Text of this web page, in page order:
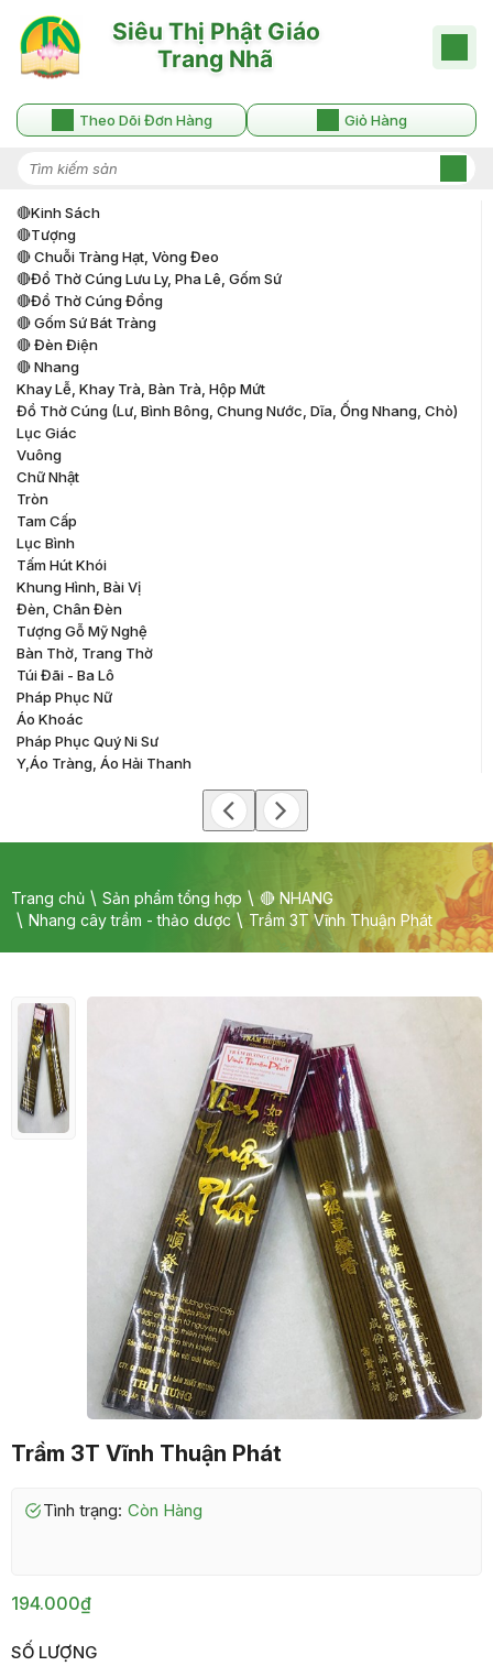
Theo Dõi Đơn Hàng Giỏ Hàng
🔴kinh Sách
🔴tượng
🔴 Chuỗi Tràng Hạt, Vòng Đeo
🔴đồ Thờ Cúng Lưu Ly, Pha Lê, Gốm Sứ
🔴đồ Thờ Cúng Đồng
🔴 Gốm Sứ Bát Tràng
🔴 Đèn Điện
🔴 Nhang
Khay Lễ, Khay Trà, Bàn Trà, Hộp Mứt
Đồ Thờ Cúng (lư, Bình Bông, Chung Nước, Dĩa, Ống Nhang, Chò)
Lục Giác
Vuông
Chữ Nhật
Tròn
Tam Cấp
Lục Bình
Tấm Hút Khói
Khung Hình, Bài Vị
Đèn, Chân Đèn
Tượng Gỗ Mỹ Nghệ
Bàn Thờ, Trang Thờ
Túi Đãi - Ba Lô
Pháp Phục Nữ
Áo Khoác
Pháp Phục Quý Ni Sư
Y,áo Tràng, Áo Hải Thanh
Trang chủ Sản phẩm tổng hợp
🔴 NHANG
Nhang cây trầm - thảo dược
Trầm 3T Vĩnh Thuận Phát
Trầm 3T Vĩnh Thuận Phát
Tình trạng: Còn Hàng
194.000₫
SỐ LƯỢNG